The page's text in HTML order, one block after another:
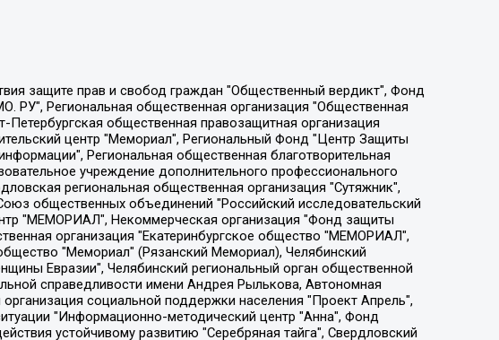
Общество с ограниченной ответственностью "Чайка Белые сады", Ветошкина Валерия Валерьевна, Заговора Максим Александрович, Межрегиональное общественное движение "Российская ЛГБТ - сеть", Оленичев Максим Владимирович, Павлов Иван Юрьевич, Скворцова Елена Сергеевна, Общество с ограниченной ответственностью "Как бы инагент", Кочетков Игорь Викторович, Общество с ограниченной ответственностью "Честные выборы", Еланчик Олег Александрович, Общество с ограниченной ответственностью "Нобелевский призыв", Гималова Регина Эмилевна, Григорьев Андрей Валерьевич, Григорьева Алина Александровна, Ассоциация по содействию защите прав призывников, альтернативнослужащих и военнослужащих "Правозащитная группа "Гражданин.Армия.Право", Хисамова Регина Фаритовна, Автономная некоммерческая организация по реализации социально-правовых программ "Лилит", Дальневосточное общественное движение "Маяк", Санкт-Петербургская ЛГБТ-инициативная группа "Выход", Инициативная группа ЛГБТ+ "Реверс", Алексеев Андрей Викторович, Бекбулатова Таисия Львовна, Беляев Иван Михайлович, Владыкина Елена Сергеевна, Гельман Марат Александрович, Никульшина Вероника Юрьевна, Толоконникова Надежда Андреевна, Шендерович Виктор Анатольевич, Общество с ограниченной ответственностью "Данное сообщение", Общество с ограниченной ответственностью Издательский дом "Новая глава", Айнбиндер Александра Александровна, Московский комьюнити-центр для ЛГБТ+инициатив, Благотворительный фонд развития филантропии, Deutsche Welle (Германия, Kurt-Schumacher-Strasse 3, 53113 Bonn), Борзунова Мария Михайловна, Воробьев Виктор Викторович, Голубева Анна Львовна, Константинова Алла Михайловна, Малкова Ирина Владимировна, Мурадов Мурад Абдулгалимович, Осетинская Елизавета Николаевна, Понасенков Евгений Николаевич, Ганапольский Матвей Юрьевич, Киселев Евгений Алексеевич, Борухович Ирина Григорьевна, Дремин Иван Тимофеевич, Дубровский Дмитрий Викторович, Красноярская региональная общественная организация поддержки и развития альтернативных образовательных технологий и межкультурных коммуникаций "ИНТЕРРА", Маяковская Екатерина Алексеевна, Фейгин Марк Захарович, Филимонов Андрей Викторович, Дзугкоева Регина Николаевна, Доброхотов Роман Александрович, Дудь Юрий Александрович, Елкин Сергей Владимирович, Кругликов Кирилл Игоревич, Сабунаева Мария Леонидовна, Семенов Алексей Владимирович, Шаинян Карен Багратович, Шульман Екатерина Михайловна, Асафьев Артур Валерьевич, Вахштайн Виктор Семенович, Венедиктов Алексей Алексеевич, Лушникова Екатерина Евгеньевна, Волков Леонид Михайлович, Невзоров Александр Глебович, Пархоменко Сергей Борисович, Сироткин Ярослав Николаевич, Кара-Мурза Владимир Владимирович, Баранова Наталья Владимировна, Гозман Леонид Яковлевич, Кагарлицкий Борис Юльевич, Климарев Михаил Валерьевич, Милов Владимир Станиславович, Автономная некоммерческая организация Краснодарский центр современного искусства "Типография", Моргенштерн Алишер Тагирович, Соболь Любовь Эдуардовна, Общество с ограниченной ответственностью "ЛИЗА НОРМ", Каспаров Гарри Кимович, Ходорковский Михаил Борисович, Общество с ограниченной ответственностью "Апрельские тезисы", Данилович Ирина Брониславовна, Кашин Олег Владимирович, Петров Николай Владимирович, Пивоваров Алексей Владимирович, Соколов Михаил Владимирович, Цветкова Юлия Владимировна, Чичваркин Евгений Александрович, Комитет против пыток/Команда против пыток, Общество с ограниченной ответственностью "Первый научный", Общество с ограниченной ответственностью "Вертолет и ко", Белоцерковская Вероника Борисовна, Кац Максим Евгеньевич, Лазарева Татьяна Юрьевна, Шаведдинов Руслан Табризович, Яшин Илья Валерьевич, Общество с ограниченной ответственностью "Иноагент ААВ", Алешковский Дмитрий Петрович, Альбац Евгения Марковна, Быков Дмитрий Львович, Галямина Юлия Евгеньевна, Лойко Сергей Леонидович, Мартынов Кирилл Константинович, Медведев Сергей Александрович, Крашенинников Федор Геннадиевич, Гордеева Катерина Вл